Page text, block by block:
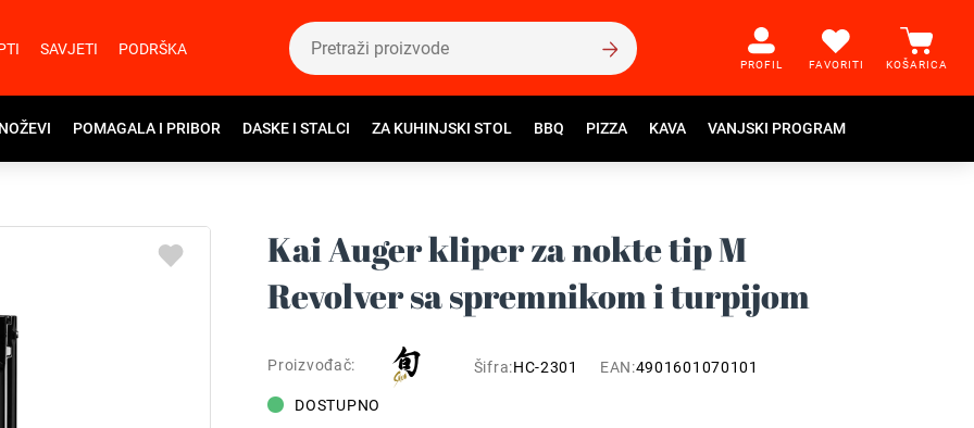
SAVJETI PODRŠKA
PROFIL FAVORITI KOŠARICA
POMAGALA I PRIBOR DASKE I STALCI ZA KUHINJSKI STOL BBQ PIZZA KAVA VANJSKI PROGRAM
Kai Auger kliper za nokte tip M
Revolver sa spremnikom i turpijom
Proizvođač: Šifra:HC-2301 EAN:4901601070101
DOSTUPNO